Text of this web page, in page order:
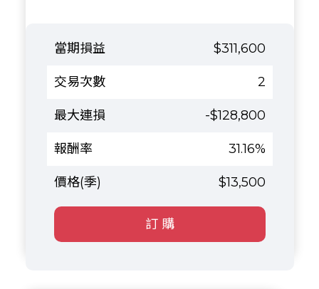
$311,600
2
-$128,800
31.16%
$13,500
訂 購